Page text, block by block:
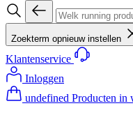
Zoekterm opnieuw instellen
Klantenservice
Inloggen
undefined Producten in